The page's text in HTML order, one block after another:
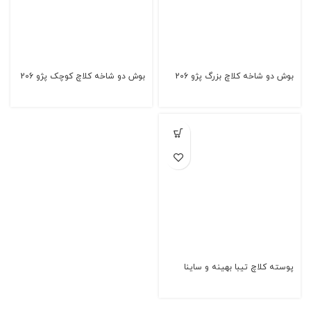
بوش دو شاخه کلاچ بزرگ پژو 206 بوش دو شاخه کلاچ کوچک پژو 206
پوسته کلاچ تیبا بهینه و ساینا